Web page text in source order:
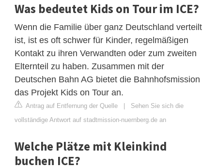
Was bedeutet Kids on Tour im ICE?
Wenn die Familie über ganz Deutschland verteilt
ist, ist es oft schwer für Kinder, regelmäßigen
Kontakt zu ihren Verwandten oder zum zweiten
Elternteil zu haben. Zusammen mit der
Deutschen Bahn AG bietet die Bahnhofsmission
das Projekt Kids on Tour an.
Antrag auf Entfernung der Quelle | Sehen Sie sich die
vollständige Antwort auf stadtmission-nuernberg.de an
Welche Plätze mit Kleinkind
buchen ICE?